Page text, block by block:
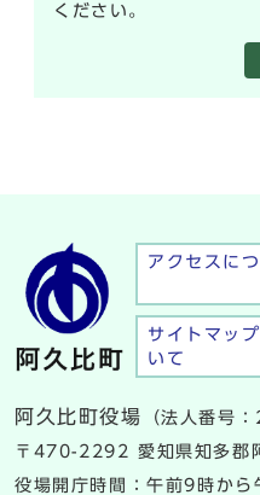
ください。
アクセスに
サイトマッ
いて
阿久比町役場
（法人番号
〒470-2292 愛知県知多郡
役場開庁時間：午前9時か